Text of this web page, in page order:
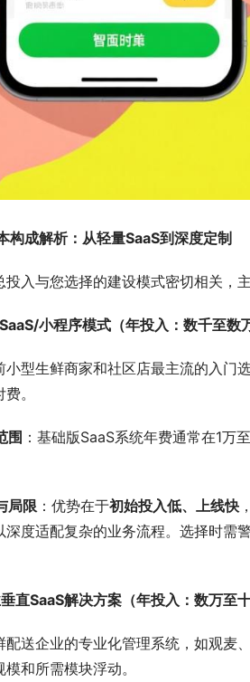
构成解析：从轻量SaaS到深度定制
投入与您选择的建设模式密切相关，
小程序模式（年投入：数千至数
小型生鲜商家和社区店最主流的入门
。
围 ：基础版SaaS系统年费通常在1
局限 ：优势在于初始投入低、上线快
深度适配复杂的业务流程。选择时需
直SaaS解决方案（年投入：数万至十
配送企业的专业化管理系统，如观麦
和所需模块浮动。